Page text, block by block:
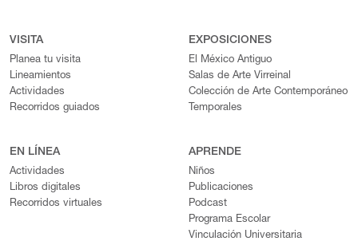
VISITA
Planea tu visita
Lineamientos
Actividades
Recorridos guiados
EXPOSICIONES
El México Antiguo
Salas de Arte Virreinal
Colección de Arte Contemporáneo
Temporales
EN LÍNEA
Actividades
Libros digitales
Recorridos virtuales
APRENDE
Niños
Publicaciones
Podcast
Programa Escolar
Vinculación Universitaria